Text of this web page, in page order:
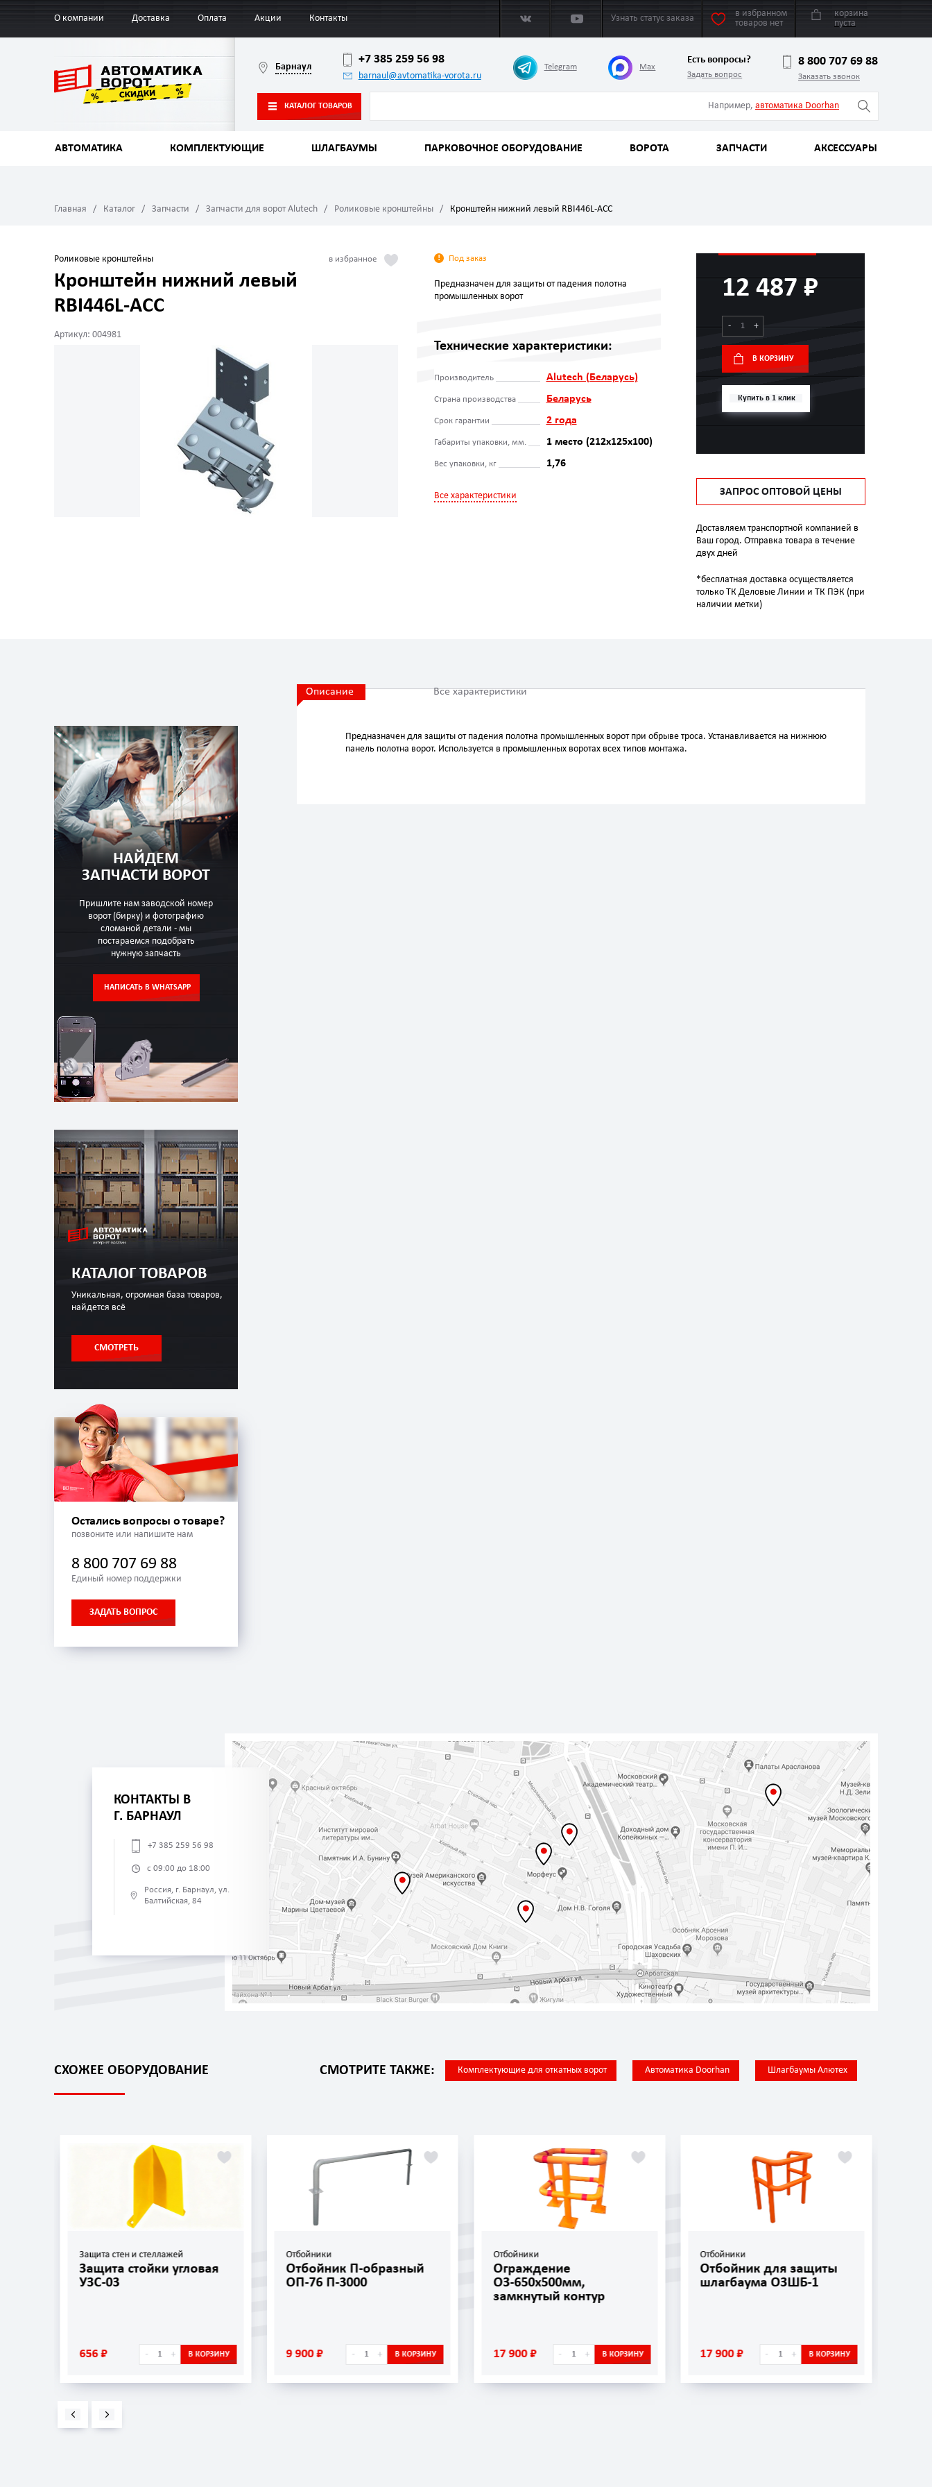
О компании Доставка Оплата Акции Контакты Узнать статус заказа
в избранном
товаров нет
корзина
пуста
Барнаул
+7 385 259 56 98
barnaul@avtomatika-vorota.ru
Telegram Max
Есть вопросы?
Задать вопрос
8 800 707 69 88
Заказать звонок
КАТАЛОГ ТОВАРОВ Например, автоматика Doorhan
АВТОМАТИКА КОМПЛЕКТУЮЩИЕ ШЛАГБАУМЫ ПАРКОВОЧНОЕ ОБОРУДОВАНИЕ ВОРОТА ЗАПЧАСТИ АКСЕССУАРЫ
Главная Каталог Запчасти Запчасти для ворот Alutech Роликовые кронштейны Кронштейн нижний левый RBI446L-ACC
Роликовые кронштейны
Кронштейн нижний левый
RBI446L-ACC
Артикул: 004981
Под заказ
Предназначен для защиты от падения полотна
промышленных ворот
Технические характеристики:
Производитель Alutech (Беларусь)
Страна производства Беларусь
Срок гарантии 2 года
Габариты упаковки, мм. 1 место (212x125x100)
Вес упаковки, кг 1,76
Все характеристики
12 487 ₽
- +
В КОРЗИНУ
Купить в 1 клик
ЗАПРОС ОПТОВОЙ ЦЕНЫ
Доставляем транспортной компанией в
Ваш город. Отправка товара в течение
двух дней
*бесплатная доставка осуществляется
только ТК Деловые Линии и ТК ПЭК (при
наличии метки)
НАЙДЕМ
ЗАПЧАСТИ ВОРОТ
Пришлите нам заводской номер
ворот (бирку) и фотографию
сломаной детали - мы
постараемся подобрать
нужную запчасть
НАПИСАТЬ В WHATSAPP
КАТАЛОГ ТОВАРОВ
Уникальная, огромная база товаров,
найдется всё
СМОТРЕТЬ
Остались вопросы о товаре?
позвоните или напишите нам
8 800 707 69 88
Единый номер поддержки
ЗАДАТЬ ВОПРОС
Описание Все характеристики
Предназначен для защиты от падения полотна промышленных ворот при обрыве троса. Устанавливается на нижнюю
панель полотна ворот. Используется в промышленных воротах всех типов монтажа.
КОНТАКТЫ В
Г. БАРНАУЛ
+7 385 259 56 98
с 09:00 до 18:00
Россия, г. Барнаул, ул.
Балтийская, 84
СХОЖЕЕ ОБОРУДОВАНИЕ СМОТРИТЕ ТАКЖЕ: Комплектующие для откатных ворот Автоматика Doorhan Шлагбаумы Алютех
Защита стен и стеллажей
Защита стойки угловая
УЗС-03
656 ₽ - + В КОРЗИНУ
Отбойники
Отбойник П-образный
ОП-76 П-3000
9 900 ₽ - + В КОРЗИНУ
Отбойники
Ограждение
ОЗ-650х500мм,
замкнутый контур
17 900 ₽ - + В КОРЗИНУ
Отбойники
Отбойник для защиты
шлагбаума ОЗШБ-1
17 900 ₽ - + В КОРЗИНУ